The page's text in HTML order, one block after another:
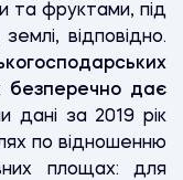
та фруктами, під
відповідно.
безперечно дає
дані за 2019 рік
по відношенню
площах: для